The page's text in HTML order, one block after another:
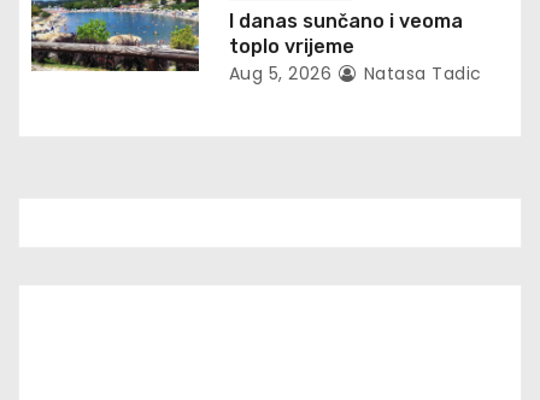
n
I danas sunčano i veoma
toplo vrijeme
Aug 5, 2026 Natasa Tadic